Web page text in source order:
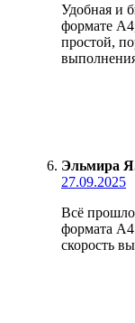
Удобная и
формате
простой,
Эльмира
27.09.2025
Всё прошло
формата
скорость